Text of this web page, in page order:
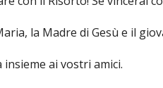
la Madre di Gesù e il
ai vostri amici.